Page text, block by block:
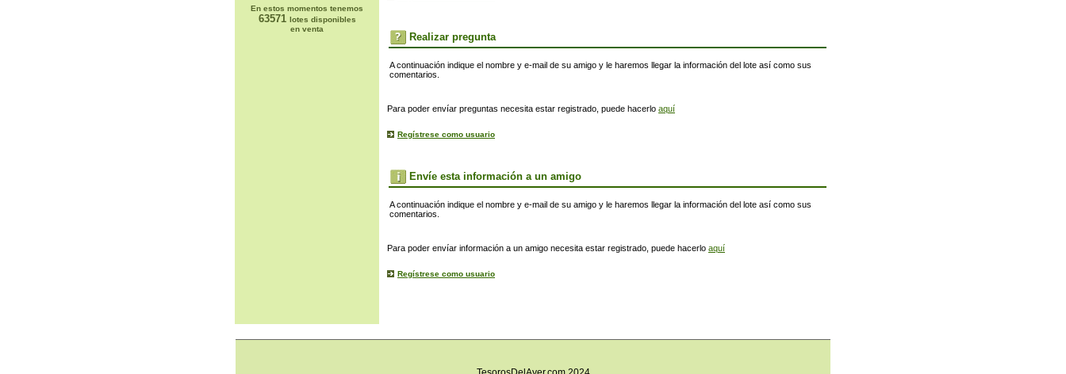
En estos momentos tenemos
63571 lotes disponibles
en venta
Realizar pregunta
A continuación indique el nombre y e-mail de su amigo y le haremos llegar la información del lote así como sus
comentarios.
Para poder envíar preguntas necesita estar registrado, puede hacerlo aquí
Regístrese como usuario
Envíe esta información a un amigo
A continuación indique el nombre y e-mail de su amigo y le haremos llegar la información del lote así como sus
comentarios.
Para poder envíar información a un amigo necesita estar registrado, puede hacerlo aquí
Regístrese como usuario